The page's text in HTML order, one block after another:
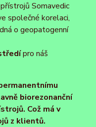
Somavedic
společné korelaci,
o geopatogenní
pro náš
biorezonanční
Což má v
z klientů.